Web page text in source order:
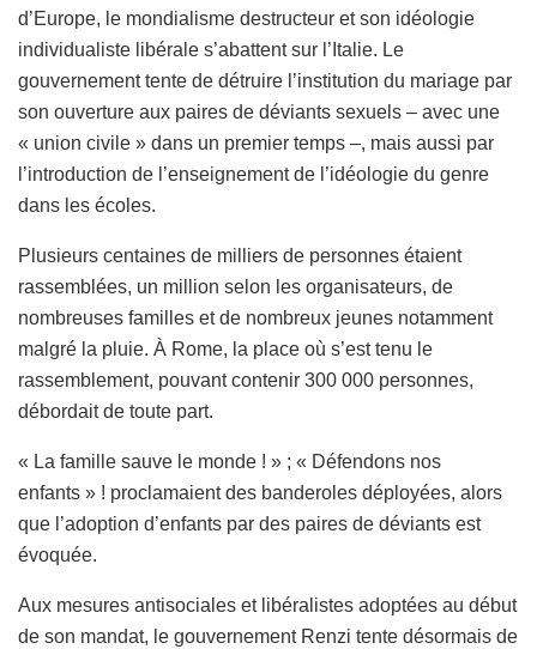
d’Europe, le mondialisme destructeur et son idéologie
individualiste libérale s’abattent sur l’Italie. Le
gouvernement tente de détruire l’institution du mariage par
son ouverture aux paires de déviants sexuels – avec une
« union civile » dans un premier temps –, mais aussi par
l’introduction de l’enseignement de l’idéologie du genre
dans les écoles.
Plusieurs centaines de milliers de personnes étaient
rassemblées, un million selon les organisateurs, de
nombreuses familles et de nombreux jeunes notamment
malgré la pluie. À Rome, la place où s’est tenu le
rassemblement, pouvant contenir 300 000 personnes,
débordait de toute part.
« La famille sauve le monde ! » ; « Défendons nos
enfants » ! proclamaient des banderoles déployées, alors
que l’adoption d’enfants par des paires de déviants est
évoquée.
Aux mesures antisociales et libéralistes adoptées au début
de son mandat, le gouvernement Renzi tente désormais de